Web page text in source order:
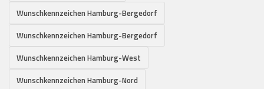
Wunschkennzeichen Hamburg-Bergedorf
Wunschkennzeichen Hamburg-Bergedorf
Wunschkennzeichen Hamburg-West
Wunschkennzeichen Hamburg-Nord